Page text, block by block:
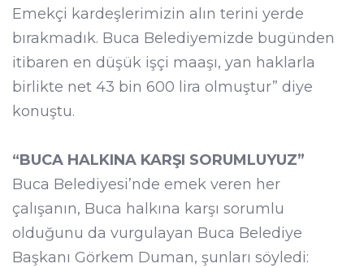
Emekçi kardeşlerimizin alın terini yerde
bırakmadık. Buca Belediyemizde bugünden
itibaren en düşük işçi maaşı, yan haklarla
birlikte net 43 bin 600 lira olmuştur” diye
konuştu.
“BUCA HALKINA KARŞI SORUMLUYUZ”
Buca Belediyesi’nde emek veren her
çalışanın, Buca halkına karşı sorumlu
olduğunu da vurgulayan Buca Belediye
Başkanı Görkem Duman, şunları söyledi: